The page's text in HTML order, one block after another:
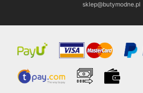
sklep@butymodne.pl